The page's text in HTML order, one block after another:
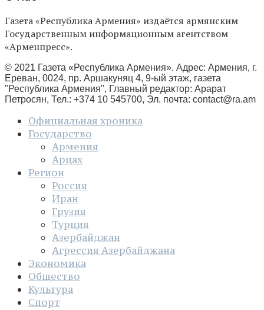
Газета «Республика Армения» издаётся армянским
Государственным информационным агентством
«Арменпресс».
© 2021 Газета «Республика Армения». Адрес: Армения, г.
Ереван, 0024, пр. Аршакуняц 4, 9-ый этаж, газета
"Республика Армения", Главный редактор: Арарат
Петросян, Тел.: +374 10 545700, Эл. почта: contact@ra.am
Официальная хроника
Государство
Армения
Арцах
Регион
Россия
Иран
Грузия
Турция
Азербайджан
Агрессия Азербайджана
Экономика
Общество
Культура
Спорт